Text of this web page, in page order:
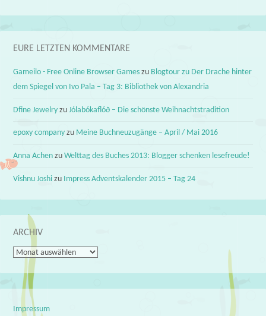
EURE LETZTEN KOMMENTARE
Gameilo - Free Online Browser Games zu Blogtour zu Der Drache hinter
dem Spiegel von Ivo Pala – Tag 3: Bibliothek von Alexandria
Dfine Jewelry zuJólabókaflóð – Die schönste Weihnachtstradition
epoxy company zu Meine Buchneuzugänge – April / Mai 2016
Anna Achen zuWelttag des Buches 2013: Blogger schenken lesefreude!
Vishnu Joshi zu Impress Adventskalender 2015 – Tag 24
ARCHIV
Archiv
Impressum